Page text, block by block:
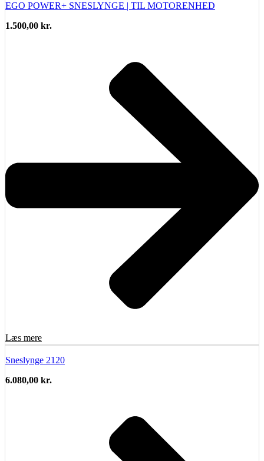
EGO POWER+ SNESLYNGE | TIL MOTORENHED
1.500,00 kr.
Læs mere
Sneslynge 2120
6.080,00 kr.